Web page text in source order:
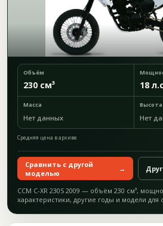
Объём
230 см³ 18
Масса
Нет данных
Высота
Нет
Средняя цена в архиве
Сравнить с другой
моделью
→
CCM C-XR 230S 2009 — объём 230 см³,
характеристики, другие годы и модели для